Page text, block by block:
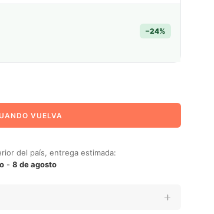
−24%
VUELVA
del país, entrega estimada:
- 8 de agosto